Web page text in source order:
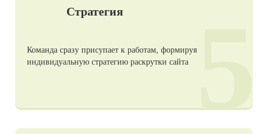
Стратегия
Команда сразу присупает к работам, формируя
индивидуальную стратегию раскрутки сайта
5